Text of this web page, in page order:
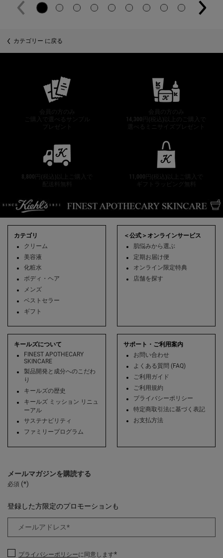
カテゴリー に戻る
会員の方のみ
ご購入で選べるサンプル
会員の方のみ
14,300円(税込)以上のご購入で
選べるミニサイズプレゼント
8,800円(税込)以上ご購入で
11,000円(税込)以上ご購入で
カテゴリ
クリーム
美容液
化粧水
ボディ・ヘア
メンズ
ベストセラー
ギフト
＜公式＞オンラインサービス
肌悩みから選ぶ
定期お届け便
オンライン限定特典
店舗を探す
キールズについて
FINEST APOTHECARY
SKINCARE
製品開発と成分へのこだわ
り
キールズの歴史
キールズ ミッション リニュ
ーアル
サステナビリティ
ファミリープログラム
サポート・ご利用案内
お問い合わせ
よくある質問 (FAQ)
ご利用ガイド
ご利用規約
プライバシーポリシー
特定商取引法に基づく表記
お支払方法
メールマガジンを購読する
必須 (*)
登録した方限定のプロモーションも
メールアドレス*
プライバシーポリシーに同意します*